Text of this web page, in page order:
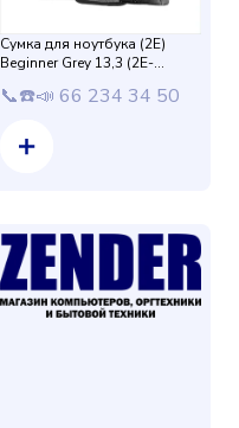
Сумка для ноутбука (2E)
Beginner Grey 13,3 (2E-
📞☎️📣 66 234 34 50